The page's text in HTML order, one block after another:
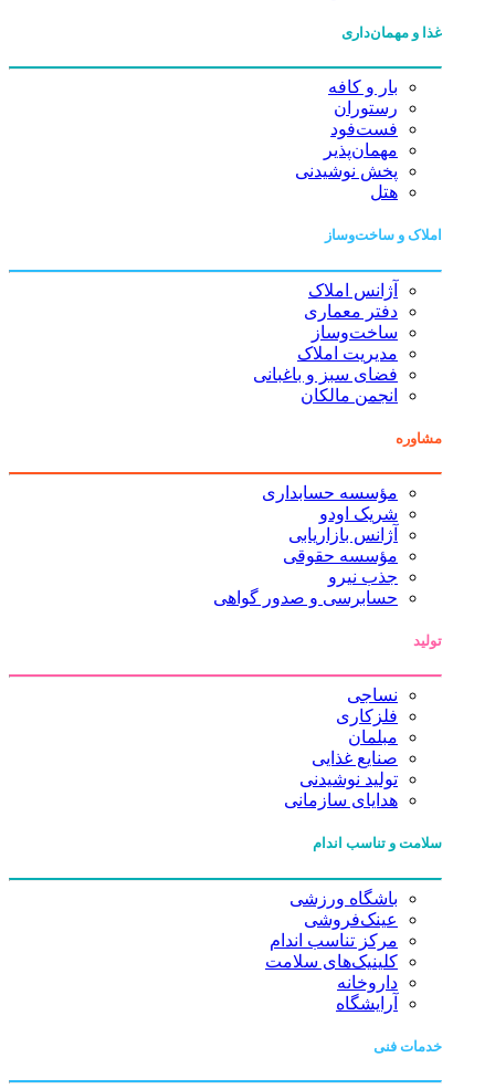
غذا و مهمان‌داری
بار و کافه
رستوران
فست‌فود
مهمان‌پذیر
پخش نوشیدنی
هتل
املاک و ساخت‌وساز
آژانس املاک
دفتر معماری
ساخت‌وساز
مدیریت املاک
فضای سبز و باغبانی
انجمن مالکان
مشاوره
مؤسسه حسابداری
شریک اودو
آژانس بازاریابی
مؤسسه حقوقی
جذب نیرو
حسابرسی و صدور گواهی
تولید
نساجی
فلزکاری
مبلمان
صنایع غذایی
تولید نوشیدنی
هدایای سازمانی
سلامت و تناسب اندام
باشگاه ورزشی
عینک‌فروشی
مرکز تناسب اندام
کلینیک‌های سلامت
داروخانه
آرایشگاه
خدمات فنی